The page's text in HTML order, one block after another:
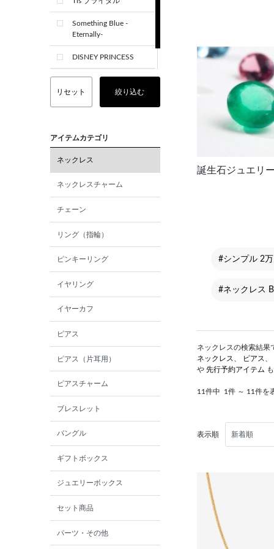
Something Blue -
Eternally-
DISNEY PRINCESS
CREST+
リセット
絞り込む
アイテムカテゴリ
ネックレス
ネックレスチャーム
チェーン
リング（指輪）
ピンキーリング
イヤリング
イヤーカフ
ピアス
ピアス（片耳用）
ピアスチャーム
ブレスレット
バングル
ギフトボックス
ジュエリーボックス
セット商品
パーツ・その他
誕生石ジュエリ
#シンプル 2
#ネックレス
ネックレスの検索結果
ネックレス
ピアス
や 先行予約アイテム
11件中 1件 ～ 11件を
表示順